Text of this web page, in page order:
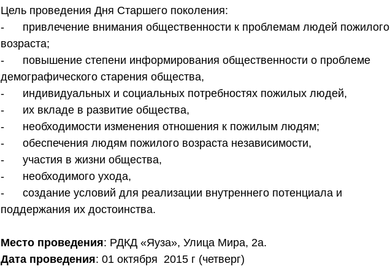
Цель проведения Дня Старшего поколения:
-      привлечение внимания общественности к проблемам людей пожилого
возраста;
-      повышение степени информирования общественности о проблеме
демографического старения общества,
-      индивидуальных и социальных потребностях пожилых людей,
-      их вкладе в развитие общества,
-      необходимости изменения отношения к пожилым людям;
-      обеспечения людям пожилого возраста независимости,
-      участия в жизни общества,
-      необходимого ухода,
-      создание условий для реализации внутреннего потенциала и
поддержания их достоинства.
Место проведения: РДКД «Яуза», Улица Мира, 2а.
Дата проведения: 01 октября  2015 г (четверг)